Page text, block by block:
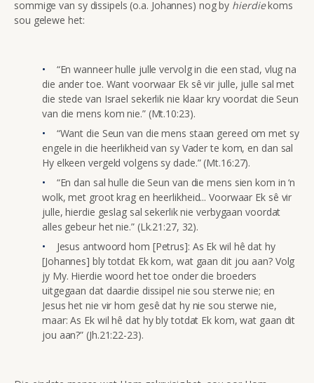
sommige van sy dissipels (o.a. Johannes) nog by hierdiekoms
sou gelewe het:
“En wanneer hulle julle vervolg in die een stad, vlug na
die ander toe. Want voorwaar Ek sê vir julle, julle sal met
die stede van Israel sekerlik nie klaar kry voordat die Seun
van die mens kom nie.” (Mt.10:23).
“Want die Seun van die mens staan gereed om met sy
engele in die heerlikheid van sy Vader te kom, en dan sal
Hy elkeen vergeld volgens sy dade.” (Mt.16:27).
“En dan sal hulle die Seun van die mens sien kom in ‘n
wolk, met groot krag en heerlikheid... Voorwaar Ek sê vir
julle, hierdie geslag sal sekerlik nie verbygaan voordat
alles gebeur het nie.” (Lk.21:27, 32).
Jesus antwoord hom [Petrus]: As Ek wil hê dat hy
[Johannes] bly totdat Ek kom, wat gaan dit jou aan? Volg
jy My. Hierdie woord het toe onder die broeders
uitgegaan dat daardie dissipel nie sou sterwe nie; en
Jesus het nie vir hom gesê dat hy nie sou sterwe nie,
maar: As Ek wil hê dat hy bly totdat Ek kom, wat gaan dit
jou aan?” (Jh.21:22-23).